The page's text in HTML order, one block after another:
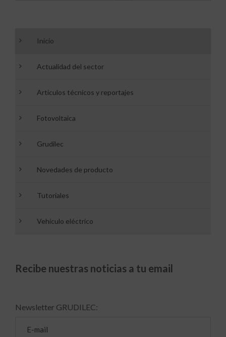
Inicio
Actualidad del sector
Artículos técnicos y reportajes
Fotovoltaica
Grudilec
Novedades de producto
Tutoriales
Vehículo eléctrico
Recibe nuestras noticias a tu email
Newsletter GRUDILEC: